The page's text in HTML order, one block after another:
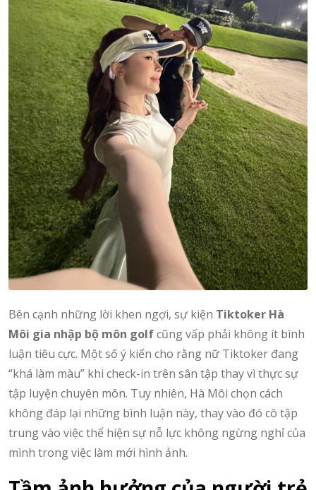
Bên cạnh những lời khen ngợi, sự kiện Tiktoker Hà
Môi gia nhập bộ môn golfcũng vấp phải không ít bình
luận tiêu cực. Một số ý kiến cho rằng nữ Tiktoker đang
“khá làm màu” khi check-in trên sân tập thay vì thực sự
tập luyện chuyên môn. Tuy nhiên, Hà Môi chọn cách
không đáp lại những bình luận này, thay vào đó cô tập
trung vào việc thể hiện sự nỗ lực không ngừng nghỉ của
mình trong việc làm mới hình ảnh.